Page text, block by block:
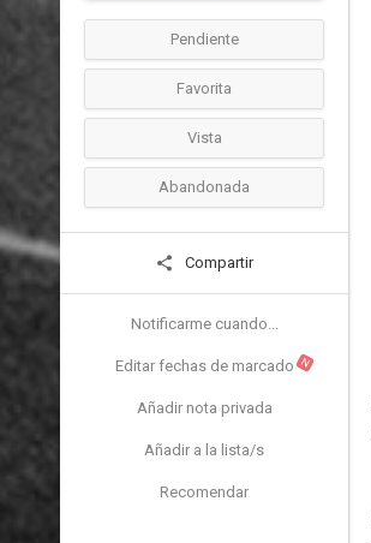
Pendiente
Favorita
Vista
Abandonada
Compartir
Notificarme cuando...
Editar fechas de marcado N
Añadir nota privada
Añadir a la lista/s
Recomendar